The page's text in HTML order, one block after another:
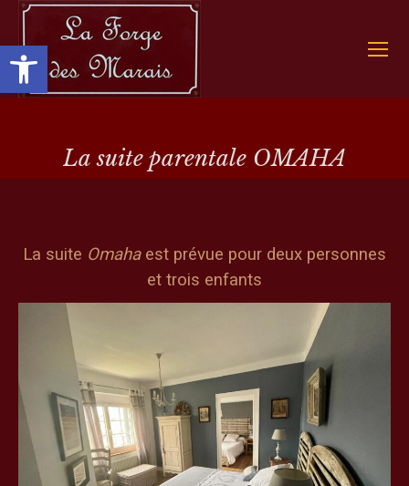
Ouvrir la barre d’outils
La suite parentale OMAHA
La suite Omahaest prévue pour deux personnes
et trois enfants